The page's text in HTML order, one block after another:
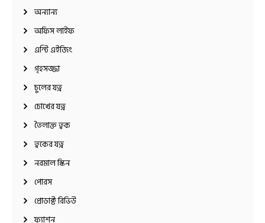
অন্যান্য
অফিস লাইফ
এন্টি এইজিং
গৃহসজ্জা
চুলের যত্ন
চোখের যত্ন
তৈলাক্ত ত্বক
ত্বকের যত্ন
নরমাল স্কিন
পোরস
প্রোডাক্ট রিভিউ
ফ্যাশন